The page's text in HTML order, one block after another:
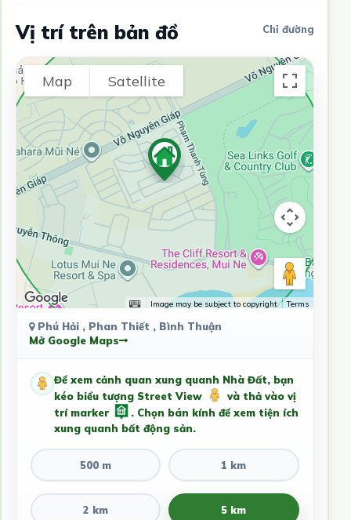
Vị trí trên bản đồ Chỉ đường
Map Satellite
Image may be subject to copyright Terms
Phú Hải , Phan Thiết , Bình Thuận
Mở Google Maps
Để xem cảnh quan xung quanh Nhà Đất, bạn
kéo biểu tượng Street View
và thả vào vị
trí marker
. Chọn bán kính để xem tiện ích
xung quanh bất động sản.
500 m 1 km
2 km 5 km